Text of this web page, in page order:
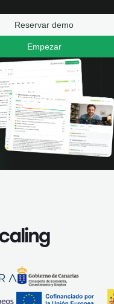
Reservar demo
Empezar